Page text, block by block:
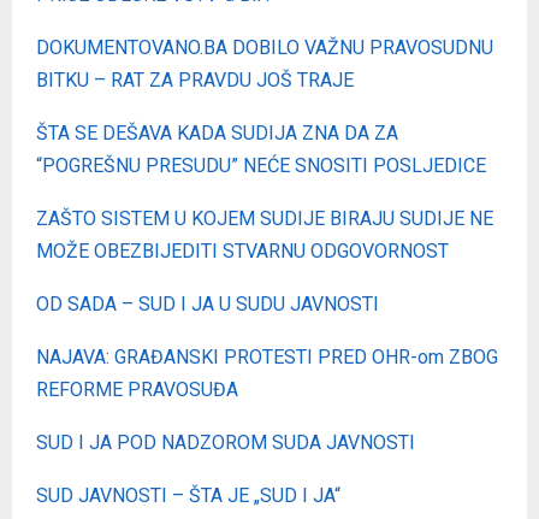
DOKUMENTOVANO.BA DOBILO VAŽNU PRAVOSUDNU
BITKU – RAT ZA PRAVDU JOŠ TRAJE
ŠTA SE DEŠAVA KADA SUDIJA ZNA DA ZA
“POGREŠNU PRESUDU” NEĆE SNOSITI POSLJEDICE
ZAŠTO SISTEM U KOJEM SUDIJE BIRAJU SUDIJE NE
MOŽE OBEZBIJEDITI STVARNU ODGOVORNOST
OD SADA – SUD I JA U SUDU JAVNOSTI
NAJAVA: GRAĐANSKI PROTESTI PRED OHR-om ZBOG
REFORME PRAVOSUĐA
SUD I JA POD NADZOROM SUDA JAVNOSTI
SUD JAVNOSTI – ŠTA JE „SUD I JA“